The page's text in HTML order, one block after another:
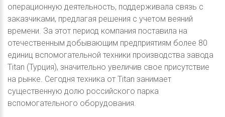
операционную деятельность, поддерживала связь с
заказчиками, предлагая решения с учетом веяний
времени. За этот период компания поставила на
отечественным добывающим предприятиям более 80
единиц вспомогательной техники производства завода
Titan (Турция), значительно увеличив свое присутствие
на рынке. Сегодня техника от Titan занимает
существенную долю российского парка
вспомогательного оборудования.